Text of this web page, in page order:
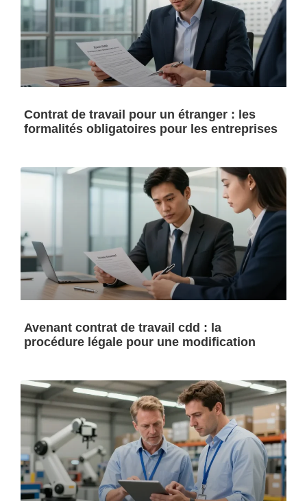
Contrat de travail pour un étranger : les
formalités obligatoires pour les entreprises
Avenant contrat de travail cdd : la
procédure légale pour une modification